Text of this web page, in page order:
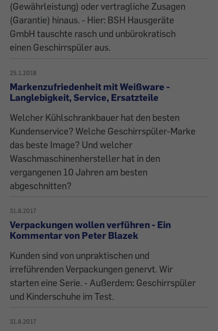
(Gewährleistung) oder vertragliche Zusagen
(Garantie) hinaus. - Hier: BSH Hausgeräte
GmbH tauschte rasch und unbürokratisch
einen Geschirrspüler aus.
25.1.2018
Markenzufriedenheit mit Weißware -
Langlebigkeit, Service, Ersatzteile
Welcher Kühlschrankbauer hat den besten
Kundenservice? Welche Geschirrspüler-Marke
das beste Image? Und welcher
Waschmaschinenhersteller hat in den
vergangenen 10 Jahren am besten
abgeschnitten?
31.8.2017
Verpackungen wollen verführen - Ein
Kommentar von Peter Blazek
Kunden sind von unpraktischen und
irreführenden Verpackungen genervt. Wir
starten eine Serie. - Außerdem: Geschirrspüler
und Kinderschuhe im Test.
31.8.2017